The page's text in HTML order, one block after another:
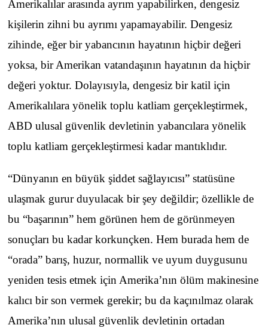
Amerikalılar arasında ayrım yapabilirken, dengesiz
kişilerin zihni bu ayrımı yapamayabilir. Dengesiz
zihinde, eğer bir yabancının hayatının hiçbir değeri
yoksa, bir Amerikan vatandaşının hayatının da hiçbir
değeri yoktur. Dolayısıyla, dengesiz bir katil için
Amerikalılara yönelik toplu katliam gerçekleştirmek,
ABD ulusal güvenlik devletinin yabancılara yönelik
toplu katliam gerçekleştirmesi kadar mantıklıdır.
“Dünyanın en büyük şiddet sağlayıcısı” statüsüne
ulaşmak gurur duyulacak bir şey değildir; özellikle de
bu “başarının” hem görünen hem de görünmeyen
sonuçları bu kadar korkunçken. Hem burada hem de
“orada” barış, huzur, normallik ve uyum duygusunu
yeniden tesis etmek için Amerika’nın ölüm makinesine
kalıcı bir son vermek gerekir; bu da kaçınılmaz olarak
Amerika’nın ulusal güvenlik devletinin ortadan